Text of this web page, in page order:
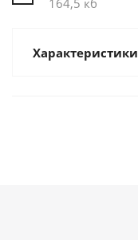
164,5 кб
Характеристики